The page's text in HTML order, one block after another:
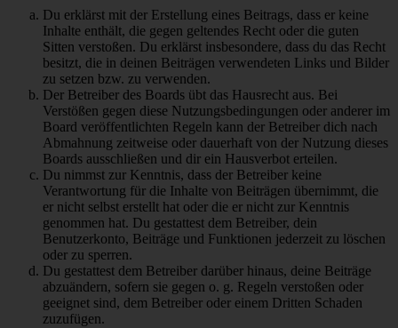
Du erklärst mit der Erstellung eines Beitrags, dass er keine
Inhalte enthält, die gegen geltendes Recht oder die guten
Sitten verstoßen. Du erklärst insbesondere, dass du das Recht
besitzt, die in deinen Beiträgen verwendeten Links und Bilder
zu setzen bzw. zu verwenden.
Der Betreiber des Boards übt das Hausrecht aus. Bei
Verstößen gegen diese Nutzungsbedingungen oder anderer im
Board veröffentlichten Regeln kann der Betreiber dich nach
Abmahnung zeitweise oder dauerhaft von der Nutzung dieses
Boards ausschließen und dir ein Hausverbot erteilen.
Du nimmst zur Kenntnis, dass der Betreiber keine
Verantwortung für die Inhalte von Beiträgen übernimmt, die
er nicht selbst erstellt hat oder die er nicht zur Kenntnis
genommen hat. Du gestattest dem Betreiber, dein
Benutzerkonto, Beiträge und Funktionen jederzeit zu löschen
oder zu sperren.
Du gestattest dem Betreiber darüber hinaus, deine Beiträge
abzuändern, sofern sie gegen o. g. Regeln verstoßen oder
geeignet sind, dem Betreiber oder einem Dritten Schaden
zuzufügen.